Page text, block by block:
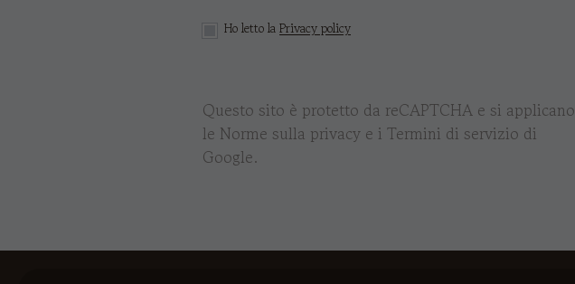
Ho letto la Privacy policy
Questo sito è protetto da reCAPTCHA e si applicano
le Norme sulla privacy e i Termini di servizio di
Google.